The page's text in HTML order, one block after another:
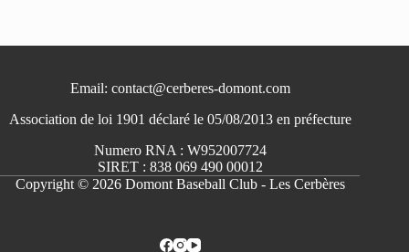
Email: contact@cerberes-domont.com
Association de loi 1901 déclaré le 05/08/2013 en préfecture
Numero RNA : W952007724
SIRET : 838 069 490 00012
Copyright © 2026 Domont Baseball Club - Les Cerbères